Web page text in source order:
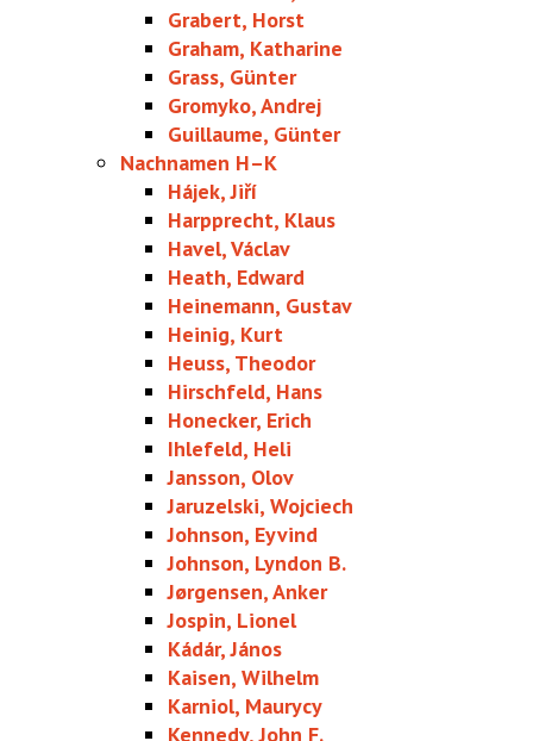
Grabert, Horst
Graham, Katharine
Grass, Günter
Gromyko, Andrej
Guillaume, Günter
Nachnamen H–K
Hájek, Jiří
Harpprecht, Klaus
Havel, Václav
Heath, Edward
Heinemann, Gustav
Heinig, Kurt
Heuss, Theodor
Hirschfeld, Hans
Honecker, Erich
Ihlefeld, Heli
Jansson, Olov
Jaruzelski, Wojciech
Johnson, Eyvind
Johnson, Lyndon B.
Jørgensen, Anker
Jospin, Lionel
Kádár, János
Kaisen, Wilhelm
Karniol, Maurycy
Kennedy, John F.